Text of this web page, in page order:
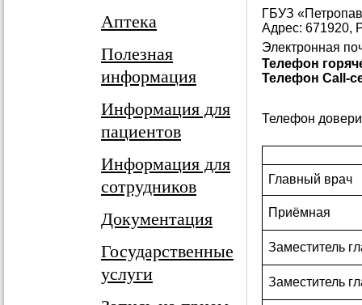
Аптека
Полезная
информация
Информация для
пациентов
Информация для
сотрудников
Документация
Государственные
услуги
ГБУЗ
Адрес: 671920,
Электронная
Телефон
Телефон Call-
Телефон
Главный врач
Приёмная
Заместитель
Заместитель